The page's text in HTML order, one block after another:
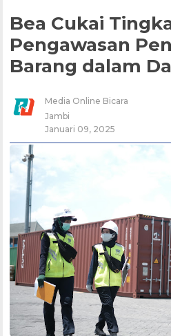
Bea Cukai
Pengawasan
Barang dalam
Media Online Bicara
Jambi
Januari 09, 2025